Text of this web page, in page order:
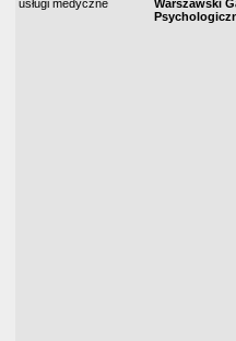
usługi medyczne
Warszawski